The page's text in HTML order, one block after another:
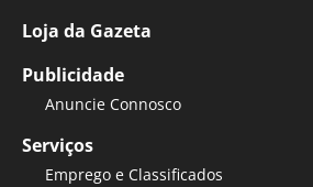
Loja da Gazeta
Publicidade
Anuncie Connosco
Serviços
Emprego e Classificados